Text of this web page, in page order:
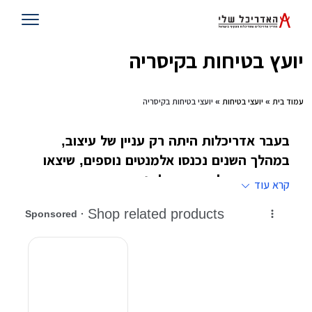
יועץ בטיחות בקיסריה
עמוד בית » יועצי בטיחות » יועצי בטיחות בקיסריה
בעבר אדריכלות היתה רק עניין של עיצוב,
במהלך השנים נכנסו אלמנטים נוספים, שיצאו
מתוך אדריכלות והפכו לענפים ייחודים, אחד
בטיחות שעובדים עם גורמים פרטיים, עסקיים
קרא עוד